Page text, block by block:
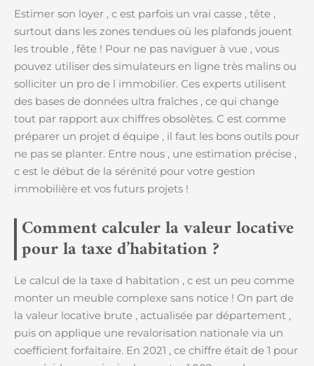
Estimer son loyer , c est parfois un vrai casse , tête ,
surtout dans les zones tendues où les plafonds jouent
les trouble , fête ! Pour ne pas naviguer à vue , vous
pouvez utiliser des simulateurs en ligne très malins ou
solliciter un pro de l immobilier. Ces experts utilisent
des bases de données ultra fraîches , ce qui change
tout par rapport aux chiffres obsolètes. C est comme
préparer un projet d équipe , il faut les bons outils pour
ne pas se planter. Entre nous , une estimation précise ,
c est le début de la sérénité pour votre gestion
immobilière et vos futurs projets !
Comment calculer la valeur locative
pour la taxe d’habitation ?
Le calcul de la taxe d habitation , c est un peu comme
monter un meuble complexe sans notice ! On part de
la valeur locative brute , actualisée par département ,
puis on applique une revalorisation nationale via un
coefficient forfaitaire. En 2021 , ce chiffre était de 1 pour